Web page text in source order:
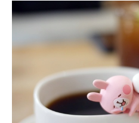
覺
咖
日
館，
空